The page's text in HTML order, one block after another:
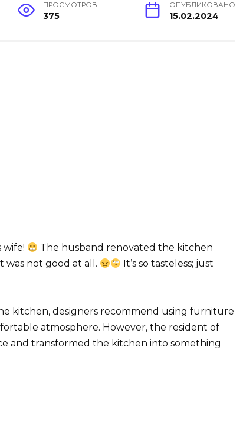
ПРОСМОТРОВ
375
ОПУБЛИКОВАНО
15.02.2024
wife!
The husband renovated the kitchen
was not good at all.
It’s so tasteless; just
kitchen, designers recommend using furniture
atmosphere. However, the resident of
and transformed the kitchen into something